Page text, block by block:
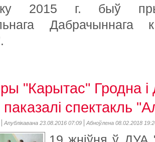
2015 г. быў
Дабрачыннага
"Карытас" Гродна і
паказалі спектакль
Апублікавана 23.08.2016 07:09 Абноўлена 08.02.2018